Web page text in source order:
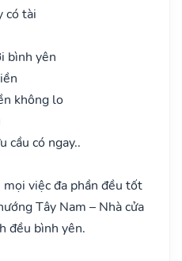
có tài
bình yên
không lo
cầu có ngay..
việc đa phần đều tốt
Tây Nam – Nhà cửa
đều bình yên.